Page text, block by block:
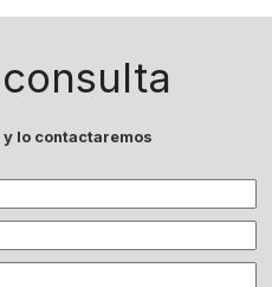
lo contactaremos